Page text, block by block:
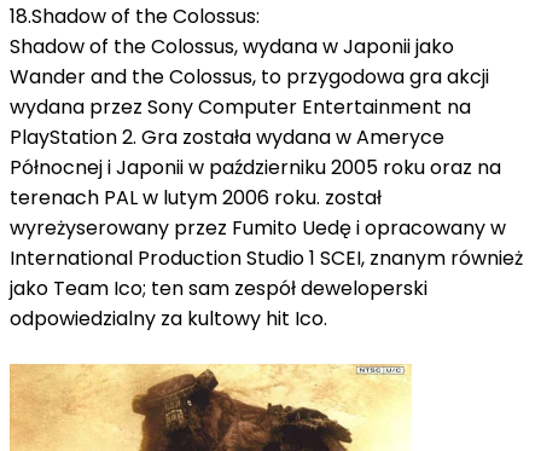
18.Shadow of the Colossus:
Shadow of the Colossus, wydana w Japonii jako
Wander and the Colossus, to przygodowa gra akcji
wydana przez Sony Computer Entertainment na
PlayStation 2. Gra została wydana w Ameryce
Północnej i Japonii w październiku 2005 roku oraz na
terenach PAL w lutym 2006 roku. został
wyreżyserowany przez Fumito Uedę i opracowany w
International Production Studio 1 SCEI, znanym również
jako Team Ico; ten sam zespół deweloperski
odpowiedzialny za kultowy hit Ico.